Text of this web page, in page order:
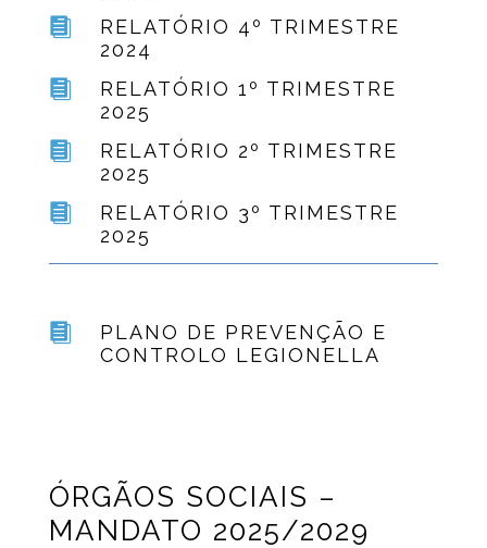

RELATÓRIO 4º TRIMESTRE
2024

RELATÓRIO 1º TRIMESTRE
2025

RELATÓRIO 2º TRIMESTRE
2025

RELATÓRIO 3º TRIMESTRE
2025

PLANO DE PREVENÇÃO E
CONTROLO LEGIONELLA
ÓRGÃOS SOCIAIS –
MANDATO 2025/2029